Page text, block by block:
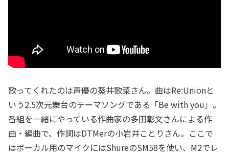
歌ってくれたのは声優の葵井歌菜さん。曲はRe:Unionと
いう2.5次元舞台のテーマソングである「Be with you」。
番組を一緒にやっている作曲家の多田彰文さんによる作
曲・編曲で、作詞はDTMerの小岩井ことりさん。ここで
はボーカル用のマイクにはShureのSM58を使い、M2でレ